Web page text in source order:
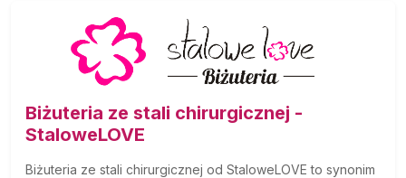
Biżuteria ze stali chirurgicznej -
StaloweLOVE
Biżuteria ze stali chirurgicznej od StaloweLOVE to synonim